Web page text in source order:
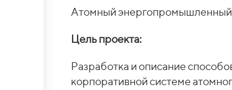
Атомный
Цель проекта:
Разработка и описание
корпоративной системе